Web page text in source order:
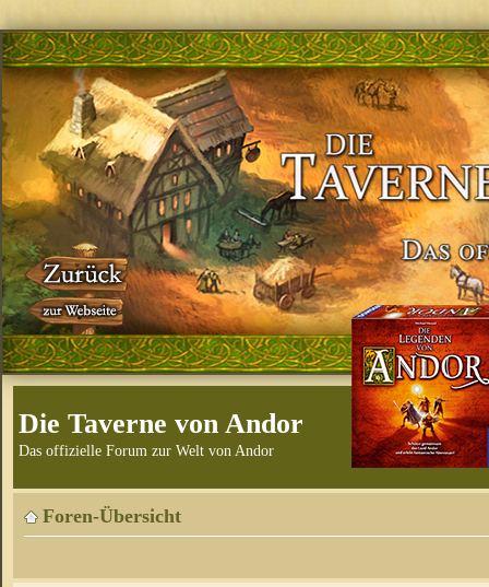
Die Taverne von Andor
Das offizielle Forum zur Welt von Andor
Foren-Übersicht